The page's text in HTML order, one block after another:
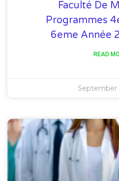
Faculté De
Programmes
6eme Année
READ
September